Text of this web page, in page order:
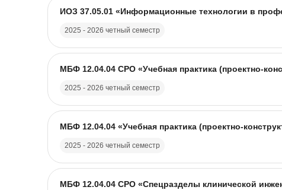
Изображение курса
Название курса
ИОЗ 37.05.01 «Информационные технологии в
2025 - 2026 четный семестр
Изображение курса
Название курса
МБФ 12.04.04 CPO «Учебная практика (проектно-
2025 - 2026 четный семестр
Изображение курса
Название курса
МБФ 12.04.04 «Учебная практика (проектно-
2025 - 2026 четный семестр
Изображение курса
Название курса
МБФ 12.04.04 CPO «Спецразделы клинической